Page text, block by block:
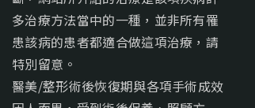
多治療方法當中的一種，並非所有罹
患該病的患者都適合做這項治療，請
特別留意。
醫美/整形術後恢復期與各項手術成效